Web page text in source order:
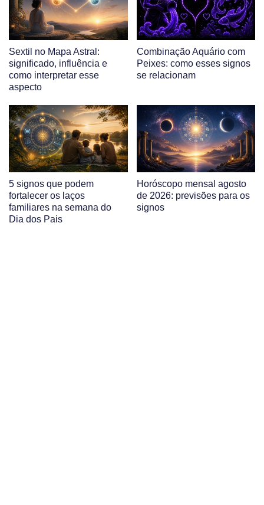
Sextil no Mapa Astral:
significado, influência e
como interpretar esse
aspecto
Combinação Aquário com
Peixes: como esses signos
se relacionam
5 signos que podem
fortalecer os laços
familiares na semana do
Dia dos Pais
Horóscopo mensal agosto
de 2026: previsões para os
signos